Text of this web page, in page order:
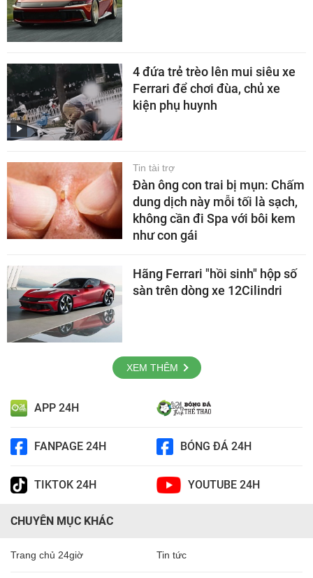
4 đứa trẻ trèo lên mui siêu xe
Ferrari để chơi đùa, chủ xe
kiện phụ huynh
Tin tài trợ
Đàn ông con trai bị mụn: Chấm
dung dịch này mỗi tối là sạch,
không cần đi Spa với bôi kem
như con gái
Hãng Ferrari "hồi sinh" hộp số
sàn trên dòng xe 12Cilindri
XEM THÊM
APP 24H
FANPAGE 24H BÓNG ĐÁ 24H
TIKTOK 24H YOUTUBE 24H
CHUYÊN MỤC KHÁC
Trang chủ 24giờ Tin tức